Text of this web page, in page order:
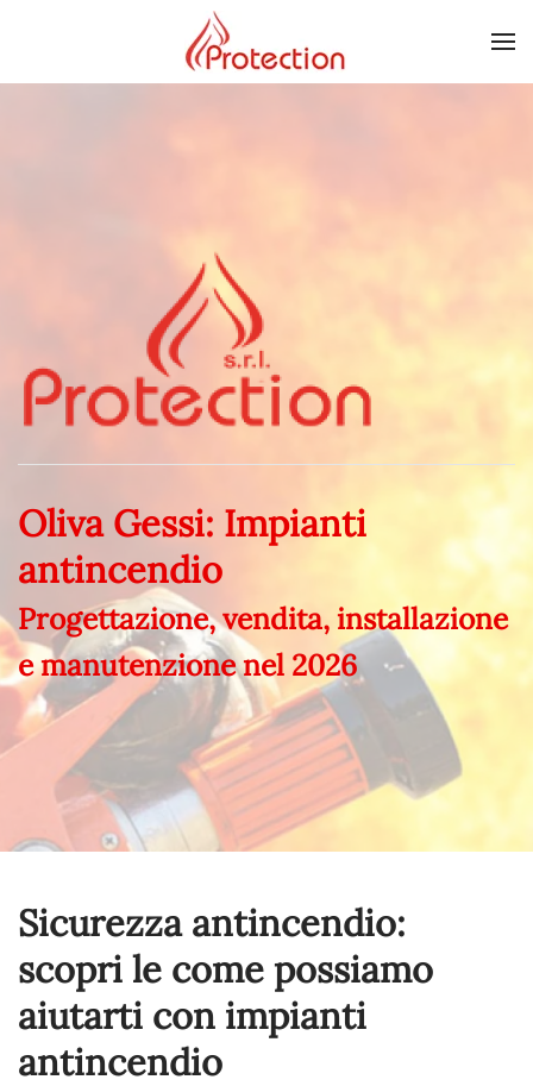
Skip to main content
Oliva Gessi: Impianti
antincendio
Progettazione, vendita, installazione
e manutenzione nel 2026
Sicurezza antincendio:
scopri le come possiamo
aiutarti con impianti
antincendio